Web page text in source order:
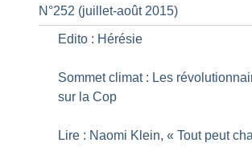
N°252 (juillet-août 2015)
Edito : Hérésie
Sommet climat : Les
sur la Cop
Lire : Naomi Klein, « Tout peut